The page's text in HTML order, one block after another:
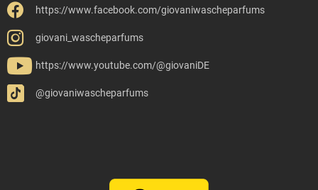
https://www.facebook.com/giovaniwascheparfums
giovani_wascheparfums
https://www.youtube.com/@giovaniDE
@giovaniwascheparfums